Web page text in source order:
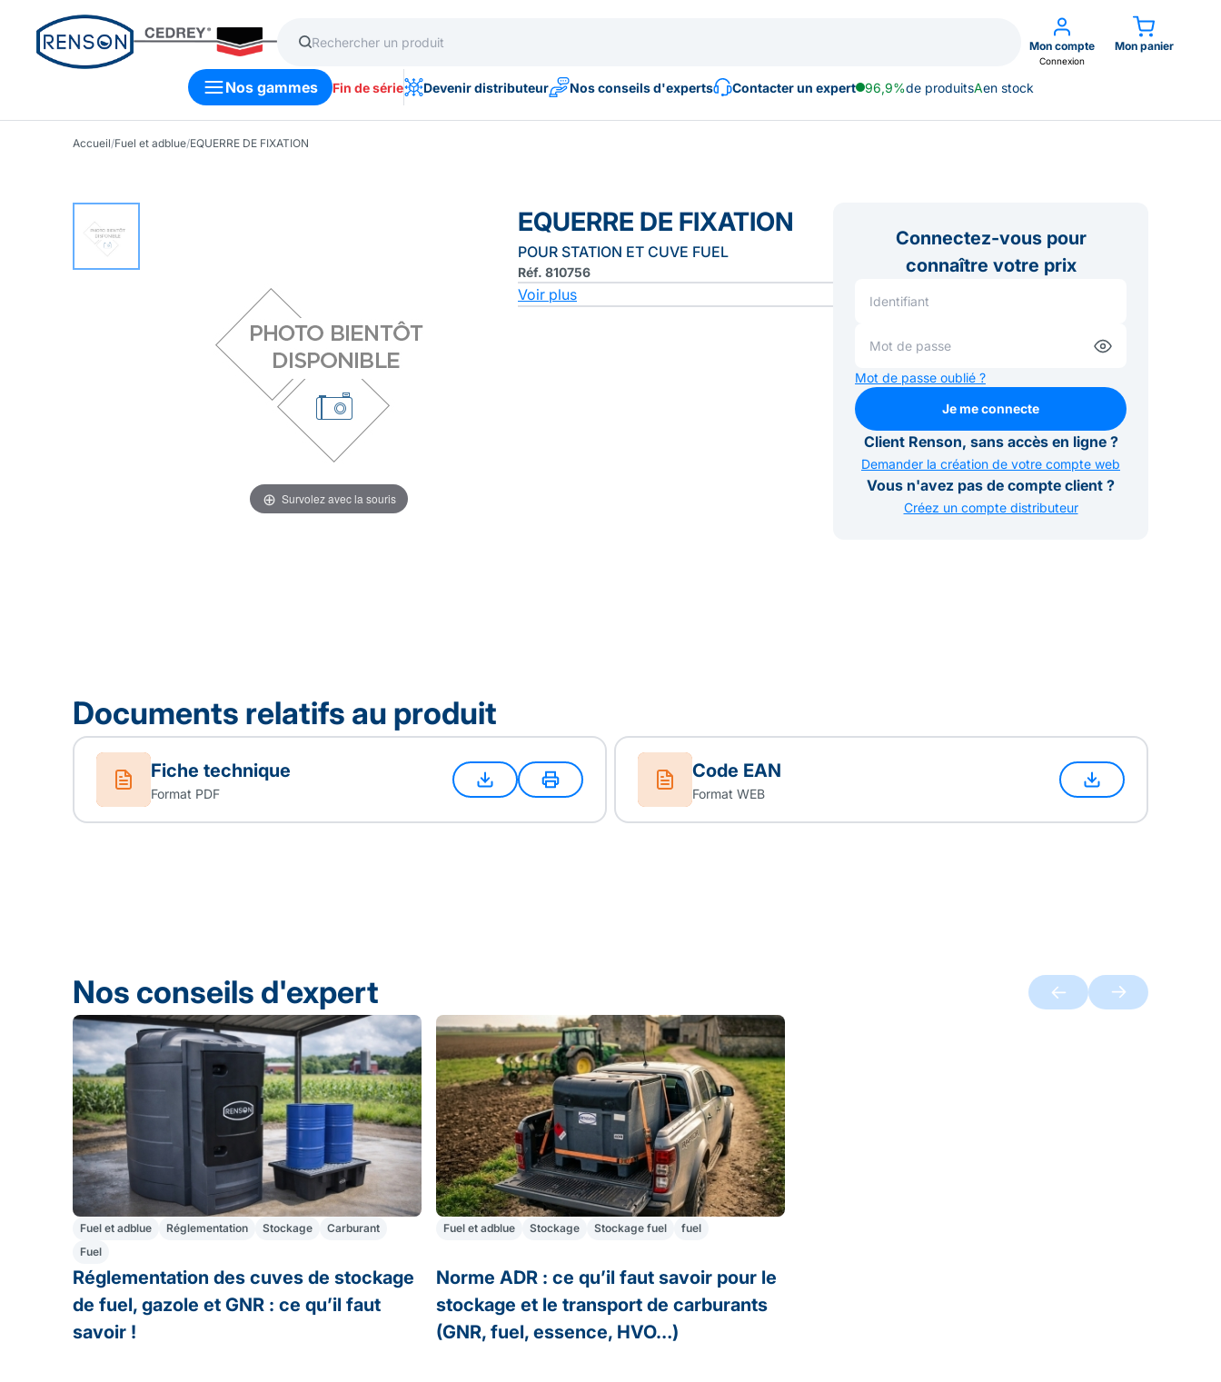
Mon compte
Connexion
Mon panier
Nos gammes Fin de série Devenir distributeur Nos conseils d'experts Contacter un expert 96,9%de produitsAen stock
Accueil/Fuel et adblue/EQUERRE DE FIXATION
Survolez avec la souris
EQUERRE DE FIXATION
POUR STATION ET CUVE FUEL
Réf. 810756
Voir plus
Connectez-vous pour
connaître votre prix
Mot de passe oublié ?
Je me connecte
Client Renson, sans accès en ligne ?
Demander la création de votre compte web
Vous n'avez pas de compte client ?
Créez un compte distributeur
Documents relatifs au produit
Fiche technique
Format PDF
Code EAN
Format WEB
Nos conseils d'expert
Fuel et adblue Réglementation Stockage
Carburant
Fuel
Réglementation des cuves de stockage
de fuel, gazole et GNR : ce qu’il faut
savoir !
Fuel et adblue Stockage Stockage fuel fuel
Norme ADR : ce qu’il faut savoir pour le
stockage et le transport de carburants
(GNR, fuel, essence, HVO…)